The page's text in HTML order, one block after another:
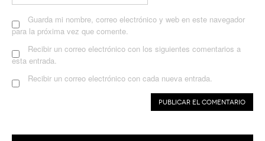
Guarda mi nombre, correo electrónico y web en este navegador
para la próxima vez que comente.
Recibir un correo electrónico con los siguientes comentarios a
esta entrada.
Recibir un correo electrónico con cada nueva entrada.